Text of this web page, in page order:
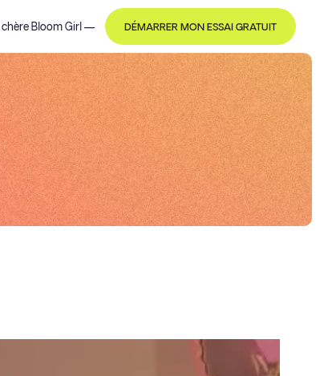
chère Bloom Girl— DÉMARRER MON ESSAI GRATUIT